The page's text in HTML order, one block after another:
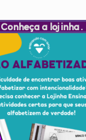
Conheça a lojinha.